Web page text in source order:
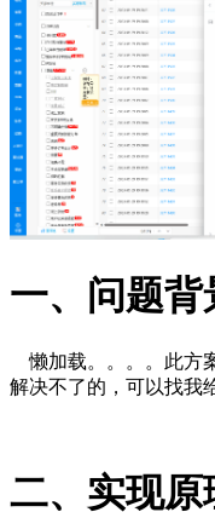
一、问题背
懒加载。。。。此方
解决不了的，可以找我
二、实现原